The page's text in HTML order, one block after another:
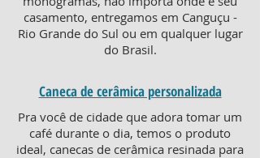
casamento, entregamos em Canguçu -
Rio Grande do Sul ou em qualquer lugar
do Brasil.
Caneca de cerâmica personalizada
Pra você de cidade que adora tomar um
café durante o dia, temos o produto
ideal, canecas de cerâmica resinada para